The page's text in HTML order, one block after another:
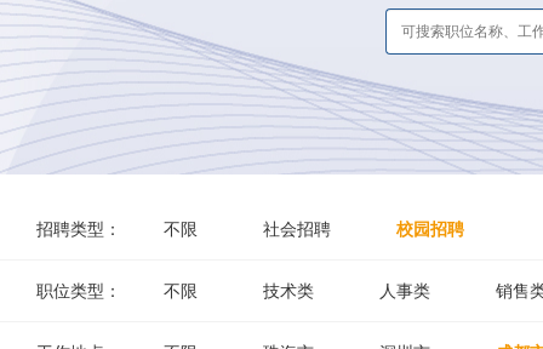
招聘类型： 不限 社会招聘 校园招聘
职位类型： 不限 技术类 人事类 销售